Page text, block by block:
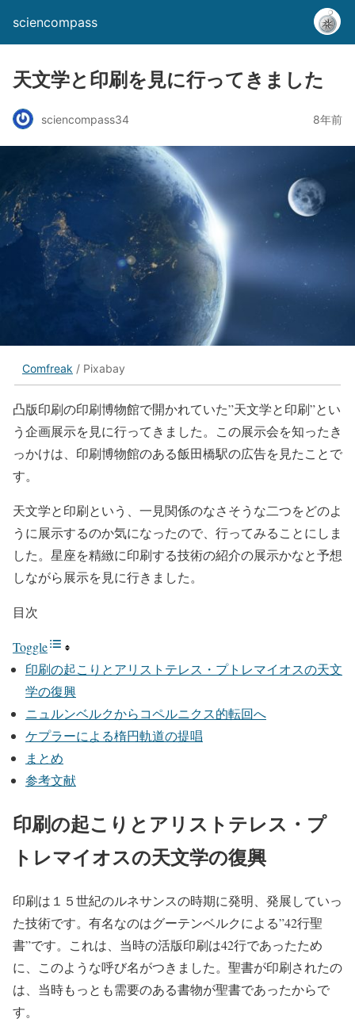
sciencompass
天文学と印刷を見に行ってきました
sciencompass34 8年前
Comfreak / Pixabay
凸版印刷の印刷博物館で開かれていた”天文学と印刷”とい
う企画展示を見に行ってきました。この展示会を知ったき
っかけは、印刷博物館のある飯田橋駅の広告を見たことで
す。
天文学と印刷という、一見関係のなさそうな二つをどのよ
うに展示するのか気になったので、行ってみることにしま
した。星座を精緻に印刷する技術の紹介の展示かなと予想
しながら展示を見に行きました。
目次
Toggle
印刷の起こりとアリストテレス・プトレマイオスの天文
学の復興
ニュルンベルクからコペルニクス的転回へ
ケプラーによる楕円軌道の提唱
まとめ
参考文献
印刷の起こりとアリストテレス・プ
トレマイオスの天文学の復興
印刷は１５世紀のルネサンスの時期に発明、発展していっ
た技術です。有名なのはグーテンベルクによる”42行聖
書”です。これは、当時の活版印刷は42行であったため
に、このような呼び名がつきました。聖書が印刷されたの
は、当時もっとも需要のある書物が聖書であったからで
す。